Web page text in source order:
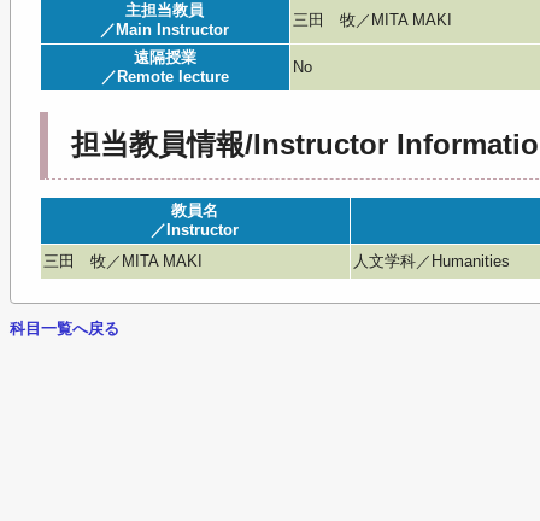
主担当教員
／Main Instructor
三田 牧／MITA MAKI
遠隔授業
／Remote lecture
No
担当教員情報/Instructor
教員名
／Instructor
三田 牧／MITA MAKI
人文学科／Humanities
科目一覧へ戻る